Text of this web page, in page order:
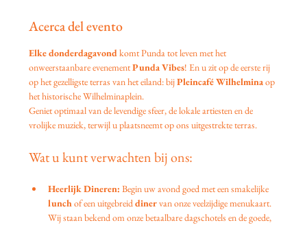
Acerca del evento
Elke donderdagavond komt Punda tot leven met het
onweerstaanbare evenement Punda Vibes! En u zit op de eerste rij
op het gezelligste terras van het eiland: bij Pleincafé Wilhelmina op
het historische Wilhelminaplein.
Geniet optimaal van de levendige sfeer, de lokale artiesten en de
vrolijke muziek, terwijl u plaatsneemt op ons uitgestrekte terras.
Wat u kunt verwachten bij ons:
Heerlijk Dineren: Begin uw avond goed met een smakelijke
lunch of een uitgebreid diner van onze veelzijdige menukaart.
Wij staan bekend om onze betaalbare dagschotels en de goede,